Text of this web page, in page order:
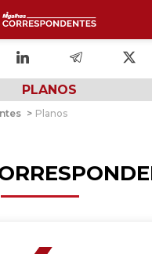
PLANOS
> Planos